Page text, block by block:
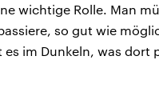
wichtige Rolle. Man
so gut wie
es im Dunkeln, was dort